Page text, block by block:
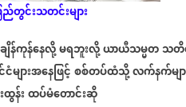
ည်တွင်းသတင်းများ
ျိန်ကုန်နေလို့မရဘူးလို့ယာယီသမ္မတသတိ
များအနေဖြင့်စစ်တပ်ထံသို့လက်နက်မျာ
ထွန်းထပ်မံတောင်းဆို